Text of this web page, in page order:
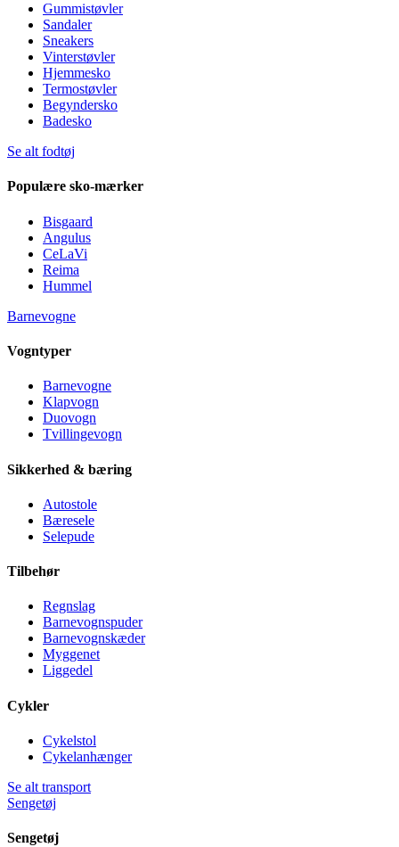
Gummistøvler
Sandaler
Sneakers
Vinterstøvler
Hjemmesko
Termostøvler
Begyndersko
Badesko
Se alt fodtøj
Populære sko-mærker
Bisgaard
Angulus
CeLaVi
Reima
Hummel
Barnevogne
Vogntyper
Barnevogne
Klapvogn
Duovogn
Tvillingevogn
Sikkerhed & bæring
Autostole
Bæresele
Selepude
Tilbehør
Regnslag
Barnevognspuder
Barnevognskæder
Myggenet
Liggedel
Cykler
Cykelstol
Cykelanhænger
Se alt transport
Sengetøj
Sengetøj